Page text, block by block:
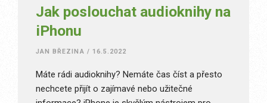
Jak poslouchat audioknihy na
iPhonu
JAN BŘEZINA / 16.5.2022
Máte rádi audioknihy? Nemáte čas číst a přesto
nechcete přijít o zajímavé nebo užitečné